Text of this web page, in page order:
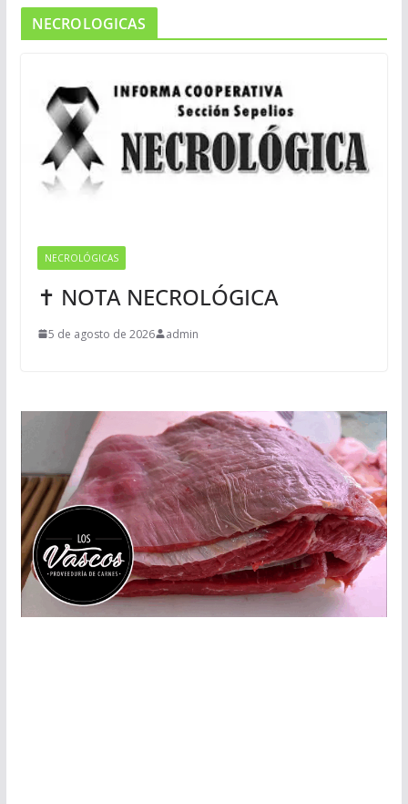
NECROLOGICAS
NECROLÓGICAS
✝ NOTA NECROLÓGICA
5 de agosto de 2026 admin